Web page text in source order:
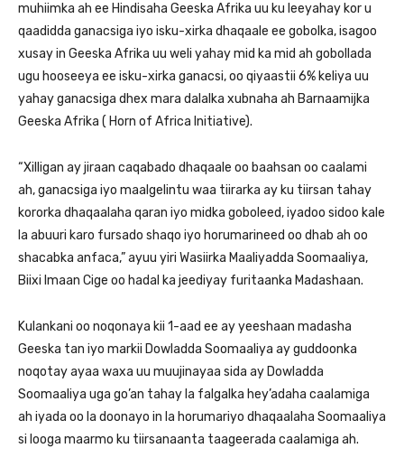
muhiimka ah ee Hindisaha Geeska Afrika uu ku leeyahay kor u
qaadidda ganacsiga iyo isku-xirka dhaqaale ee gobolka, isagoo
xusay in Geeska Afrika uu weli yahay mid ka mid ah gobollada
ugu hooseeya ee isku-xirka ganacsi, oo qiyaastii 6% keliya uu
yahay ganacsiga dhex mara dalalka xubnaha ah Barnaamijka
Geeska Afrika ( Horn of Africa Initiative).
“Xilligan ay jiraan caqabado dhaqaale oo baahsan oo caalami
ah, ganacsiga iyo maalgelintu waa tiirarka ay ku tiirsan tahay
kororka dhaqaalaha qaran iyo midka goboleed, iyadoo sidoo kale
la abuuri karo fursado shaqo iyo horumarineed oo dhab ah oo
shacabka anfaca,” ayuu yiri Wasiirka Maaliyadda Soomaaliya,
Biixi Imaan Cige oo hadal ka jeediyay furitaanka Madashaan.
Kulankani oo noqonaya kii 1-aad ee ay yeeshaan madasha
Geeska tan iyo markii Dowladda Soomaaliya ay guddoonka
noqotay ayaa waxa uu muujinayaa sida ay Dowladda
Soomaaliya uga go’an tahay la falgalka hey’adaha caalamiga
ah iyada oo la doonayo in la horumariyo dhaqaalaha Soomaaliya
si looga maarmo ku tiirsanaanta taageerada caalamiga ah.